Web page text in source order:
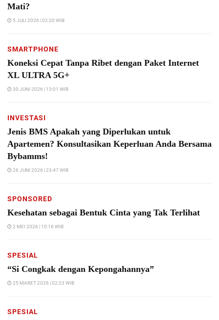
Mati?
5 JULI 2026 | 02:20 WIB
SMARTPHONE
Koneksi Cepat Tanpa Ribet dengan Paket Internet
XL ULTRA 5G+
30 JUNI 2026 | 13:01 WIB
INVESTASI
Jenis BMS Apakah yang Diperlukan untuk
Apartemen? Konsultasikan Keperluan Anda Bersama
Bybamms!
26 JUNI 2026 | 23:47 WIB
SPONSORED
Kesehatan sebagai Bentuk Cinta yang Tak Terlihat
2 MEI 2026 | 10:16 WIB
SPESIAL
“Si Congkak dengan Kepongahannya”
25 MARET 2026 | 02:23 WIB
SPESIAL